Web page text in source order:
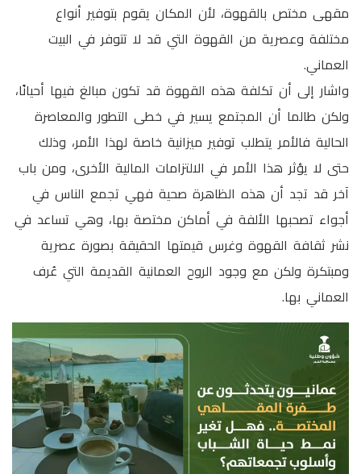
مقهى مختص بالقهوة، لأن المكان يقوم بتوفير أنواع
مختلفة وعصرية من القهوة التي قد لا تتوفر في البيت
العماني.
واشار إلى أن تكلفة هذه القهوة قد تكون مبالغ فيها أحيانًا،
ولكن طالما أن المجتمع يسير في خطى التطور والمعاصرة
الحالية فالأمر يتطلب توفير ميزانية خاصة لهذا الأمر، وذلك
حتى لا يؤثر هذا الأمر في الالتزامات المالية الأخرى، ومن باب
آخر قد تجد أن هذه الظاهرة صحية فهي تجمع الناس في
أجواء تصحبها الألفة في أماكن مختصة بها، وهي تساعد في
نشر ثقافة القهوة وغرس قيمتها الحقيقة بصورة عصرية
ومبتكرة ولكن مع وجود الروح العمانية القديمة التي عُرف
العماني بها.